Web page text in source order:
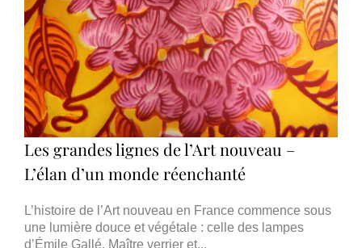
Les grandes lignes de l’Art nouveau –
L’élan d’un monde réenchanté
L’histoire de l’Art nouveau en France commence sous
une lumière douce et végétale : celle des lampes
d’Émile Gallé. Maître verrier et...